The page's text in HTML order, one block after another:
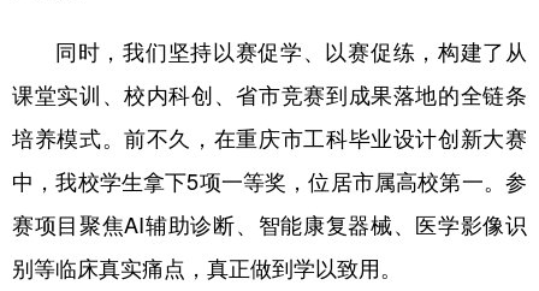
同时，我们坚持以赛促学、以赛促练，构建了从
课堂实训、校内科创、省市竞赛到成果落地的全链条
培养模式。前不久，在重庆市工科毕业设计创新大赛
中，我校学生拿下5项一等奖，位居市属高校第一。参
赛项目聚焦AI辅助诊断、智能康复器械、医学影像识
别等临床真实痛点，真正做到学以致用。